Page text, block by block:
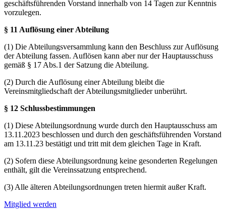
geschäftsführenden Vorstand innerhalb von 14 Tagen zur Kenntnis
vorzulegen.
§ 11 Auflösung einer Abteilung
(1) Die Abteilungsversammlung kann den Beschluss zur Auflösung
der Abteilung fassen. Auflösen kann aber nur der Hauptausschuss
gemäß § 17 Abs.1 der Satzung die Abteilung.
(2) Durch die Auflösung einer Abteilung bleibt die
Vereinsmitgliedschaft der Abteilungsmitglieder unberührt.
§ 12 Schlussbestimmungen
(1) Diese Abteilungsordnung wurde durch den Hauptausschuss am
13.11.2023 beschlossen und durch den geschäftsführenden Vorstand
am 13.11.23 bestätigt und tritt mit dem gleichen Tage in Kraft.
(2) Sofern diese Abteilungsordnung keine gesonderten Regelungen
enthält, gilt die Vereinssatzung entsprechend.
(3) Alle älteren Abteilungsordnungen treten hiermit außer Kraft.
Mitglied werden